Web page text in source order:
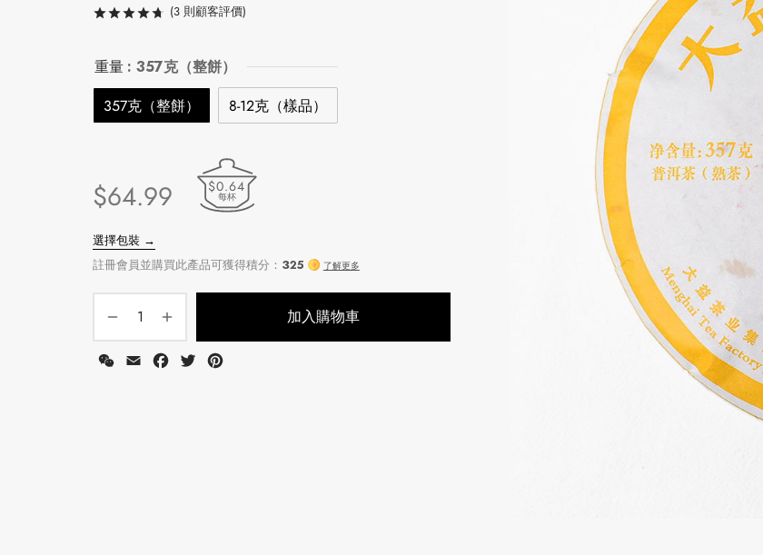
評分/ 5，已有
(3 則顧客評價)
重量 : 357克（整餅）
357克（整餅）
8-12克（樣品）
$64.99 $0.64
每杯
加入購物車
WeChat
Email Facebook
Twitter